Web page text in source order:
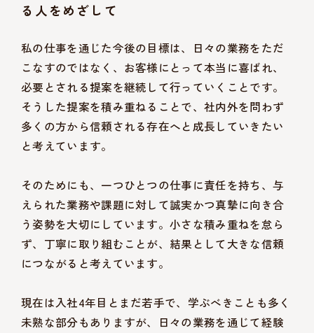
る人をめざして
私の仕事を通じた今後の目標は、日々の業務をただ
こなすのではなく、お客様にとって本当に喜ばれ、
必要とされる提案を継続して行っていくことです。
そうした提案を積み重ねることで、社内外を問わず
多くの方から信頼される存在へと成長していきたい
と考えています。
そのためにも、一つひとつの仕事に責任を持ち、与
えられた業務や課題に対して誠実かつ真摯に向き合
う姿勢を大切にしています。小さな積み重ねを怠ら
ず、丁寧に取り組むことが、結果として大きな信頼
につながると考えています。
現在は入社4年目とまだ若手で、学ぶべきことも多く
未熟な部分もありますが、日々の業務を通じて経験